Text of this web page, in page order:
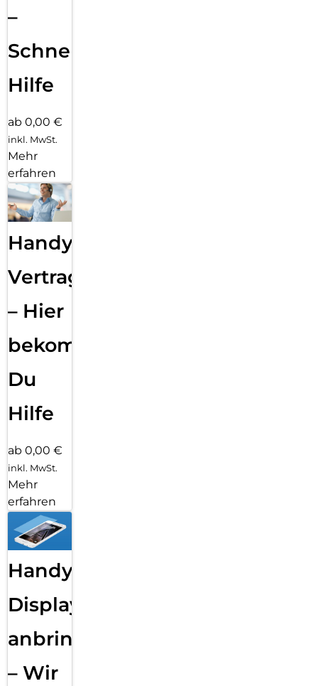
–
Schnelle
Hilfe
ab 0,00 €
inkl. MwSt.
Mehr
erfahren
Handy
Vertragsabwicklung
– Hier
bekommst
Du
Hilfe
ab 0,00 €
inkl. MwSt.
Mehr
erfahren
Handy
Displayfolie
anbringen
– Wir